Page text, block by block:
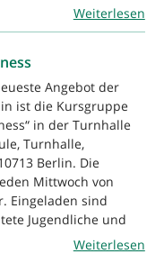
Weiterlesen
Angebot der
ist die Kursgruppe
in der Turnhalle
Turnhalle,
Berlin. Die
Mittwoch von
Eingeladen sind
Jugendliche und
Weiterlesen